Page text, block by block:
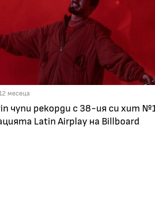
месеца
чупи рекорди с 38-ия си хит
Latin Airplay на Billboard